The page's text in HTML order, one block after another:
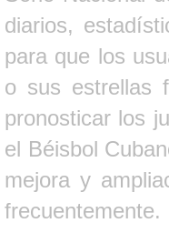
diarios,
para que los
o sus estrellas
pronosticar los
el Béisbol
mejora y
frecuentemente.